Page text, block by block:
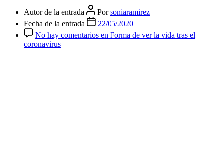
Autor de la entrada Porsoniaramirez
Fecha de la entrada
22/05/2020
No hay comentarios en Forma de ver la vida tras el
coronavirus